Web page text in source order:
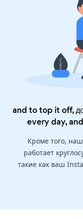
and to top it off,
every day,
Кроме того,
работает
такие как ваш